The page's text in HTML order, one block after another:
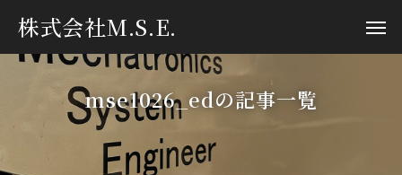
株式会社M.S.E.
mse1026_edの記事一覧